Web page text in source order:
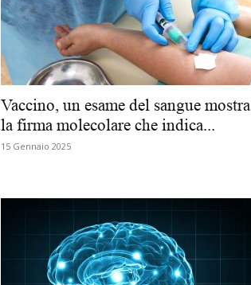
Vaccino, un esame del sangue mostra
la firma molecolare che indica...
15 Gennaio 2025